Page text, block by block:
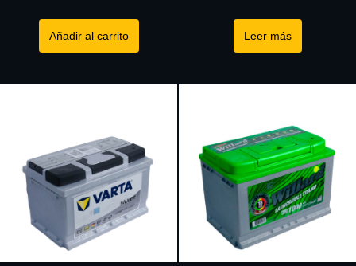
Añadir al carrito Leer más